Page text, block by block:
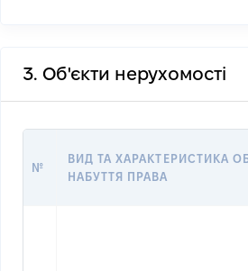
3. Об'єкти нерухомості
№
ВИД ТА ХАРАКТЕРИСТИКА
НАБУТТЯ ПРАВА